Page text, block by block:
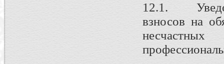
12.1.
взносов на